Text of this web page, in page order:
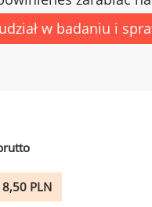
w badaniu i
PLN